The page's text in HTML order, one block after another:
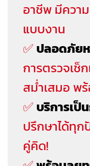
อาชีพ มีควา
แบบงาน
✅ ปลอดภัย
การตรวจเช็
สม่ำเสมอ พ
✅ บริการเป็
ปรึกษาได้ทุ
คู่คิด!